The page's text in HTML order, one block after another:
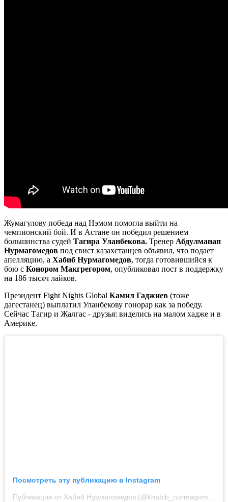
Жумагулову победа над Нэмом помогла выйти на
чемпионский бой. И в Астане он победил решением
большинства судей Тагира Уланбекова. Тренер Абдулманап
Нурмагомедов под свист казахстанцев объявил, что подает
апелляцию, а Хабиб Нурмагомедов, тогда готовившийся к
бою с Конором Макгрегором, опубликовал пост в поддержку
на 186 тысяч лайков.
Президент Fight Nights Global Камил Гаджиев (тоже
дагестанец) выплатил Уланбекову гонорар как за победу.
Сейчас Тагир и Жалгас - друзья: виделись на малом хадже и в
Америке.
Посмотреть эту публикацию в Instagram
Публикация от Хабиб Нурмагомедов (@khabib_nurmagomedov)